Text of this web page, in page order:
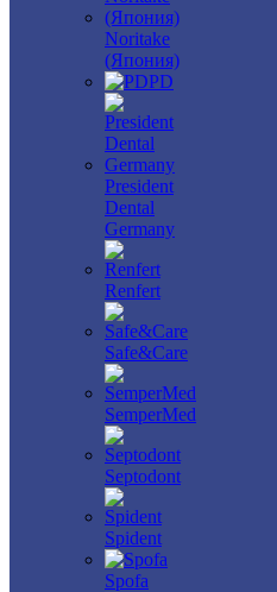
Noritake
(Япония)
PD
President
Dental
Germany
Renfert
Safe&Care
SemperMed
Septodont
Spident
Spofa